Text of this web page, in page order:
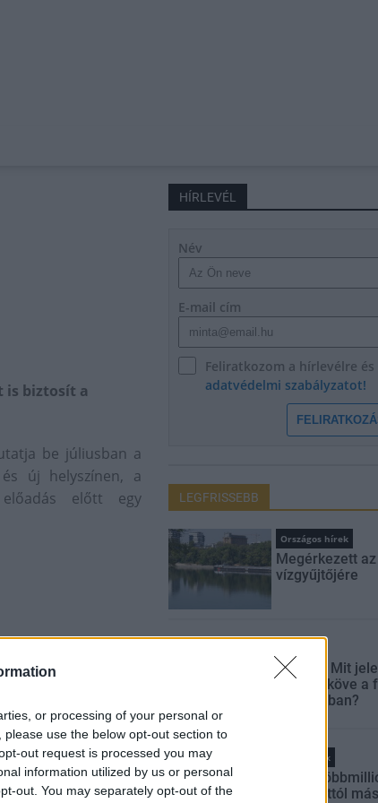
or processing of your personal or
use the below opt-out section to
out request is processed you may
information utilized by us or personal
out. You may separately opt-out of the
is biztosít a
be júliusban a
új helyszínen, a
előtt egy
/ 1 pohár bor / 1
HÍRLEVÉL
Név
E-mail cím
Feliratkozom a hírlevélre
adatvédelmi szabályzatot!
LEGFRISSEBB
Országos hírek
Megérkezett
vízgyűjtőjére
Paks II.: Mit
mérföldköve
árnyékában?
Helyi hírek
Amire
szombattól